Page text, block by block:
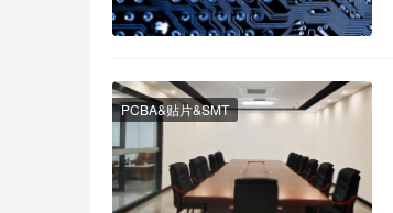
PCBA&贴片&SMT